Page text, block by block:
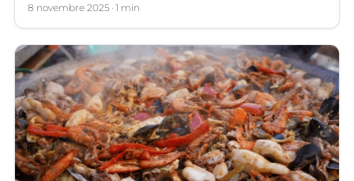
8 novembre 2025 1 min